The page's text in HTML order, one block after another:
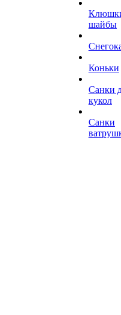
шайбы
Коньки
Санки
кукол
Санки